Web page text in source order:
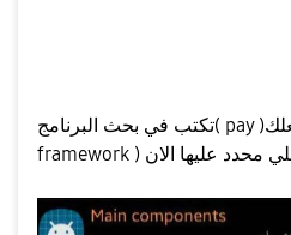
تكتب في بحث البرنامج( pay )وراح يطلعلك (samsung pay